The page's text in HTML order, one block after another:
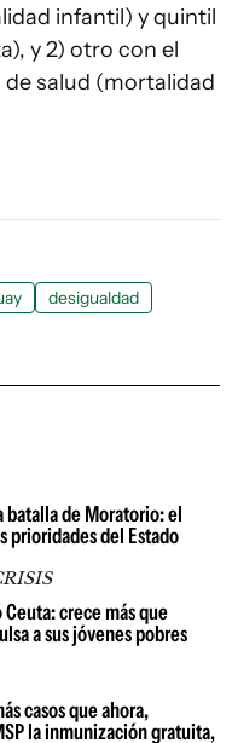
infantil) y quintil
y 2) otro con el
salud (mortalidad
desigualdad
batalla de Moratorio: el
prioridades del Estado
crece más que
a sus jóvenes pobres
casos que ahora,
la inmunización gratuita,